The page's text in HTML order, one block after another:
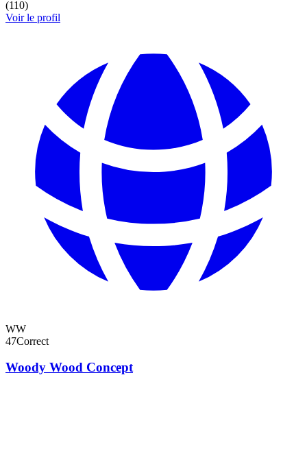
(110)
Voir le profil
WW
47Correct
Woody Wood Concept